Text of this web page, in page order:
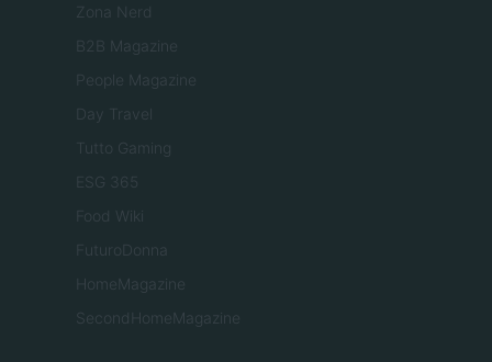
Zona Nerd
B2B Magazine
People Magazine
Day Travel
Tutto Gaming
ESG 365
Food Wiki
FuturoDonna
HomeMagazine
SecondHomeMagazine